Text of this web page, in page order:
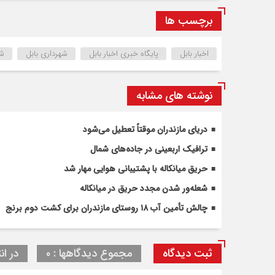
برچسب ها
اخبار بابل پایگاه خبری اخبار بابل شهرداری بابل
نوشته های مشابه
دریای مازندران موقتاً تعطیل می‌شود
ترافیک اربعینی در جاده‌های شمال
حریق میانکاله با پشتیبانی هوایی مهار شد
شعله‌ور شدن مجدد حریق در میانکاله
چالش تأمین آب ۱۸ روستای مازندران برای کشت دوم برنج
ثبت دیدگاه مجموع دیدگاهها : ۰ در